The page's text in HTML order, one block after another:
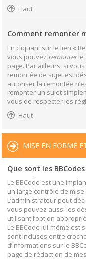
Haut
Comment remonter
En cliquant sur le lien «
vous pouvez remonterle
page. Par ailleurs, si
remontée de sujet est
autoriser la remontée
remonter un sujet
vous de respecter les
Haut
MISE EN FORME
Que sont les BBCodes
Le BBCode est une
un large contrôle de
L’administrateur peut
vous pouvez aussi les
utilisant l’option
Le BBCode lui-même est
sont incluses entre
d’informations sur le
page de rédaction de